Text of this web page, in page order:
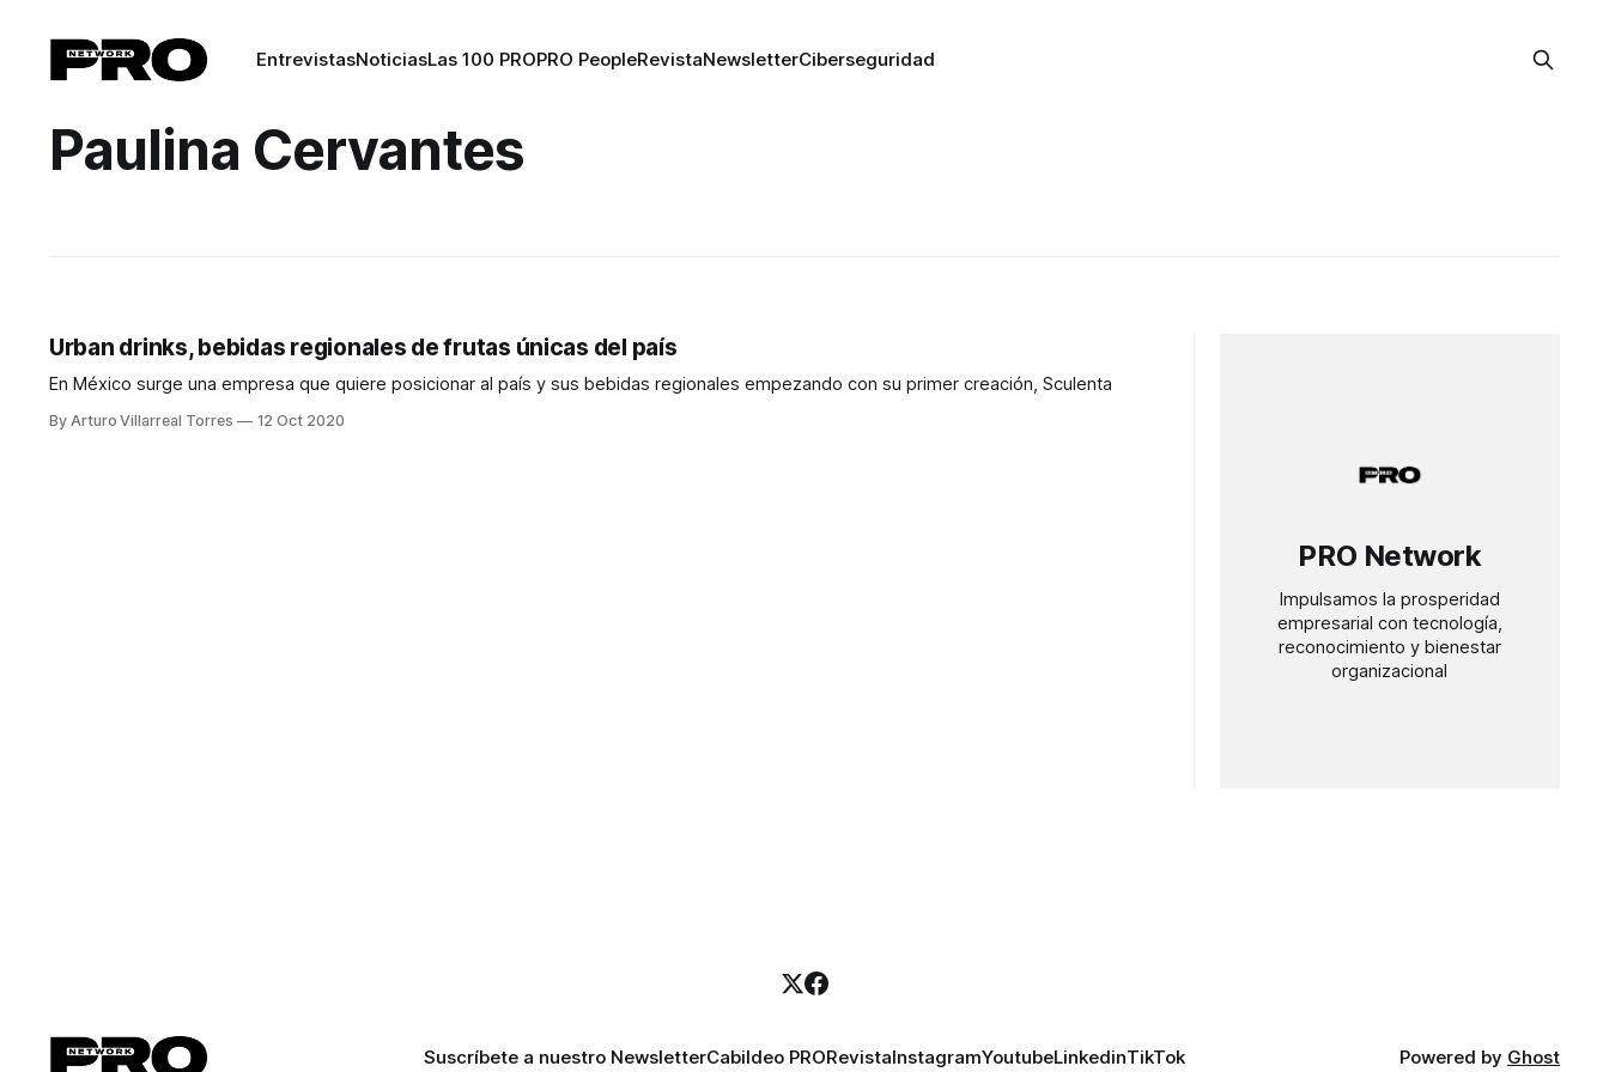
EntrevistasNoticiasLas 100 PROPRO PeopleRevistaNewsletterCiberseguridad
Paulina Cervantes
Urban drinks, bebidas regionales de frutas únicas del país
En México surge una empresa que quiere posicionar al país y sus bebidas regionales empezando con su primer creación, Sculenta
By Arturo Villarreal Torres 12 Oct 2020
PRO Network
Impulsamos la prosperidad
empresarial con tecnología,
reconocimiento y bienestar
organizacional
Suscríbete a nuestro NewsletterCabildeo PRORevistaInstagramYoutubeLinkedinTikTok Powered by Ghost